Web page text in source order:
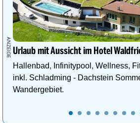
Urlaub mit Aussicht im Hotel
Hallenbad, Infinitypool, Wellness,
inkl. Schladming - Dachstein
Wandergebiet.